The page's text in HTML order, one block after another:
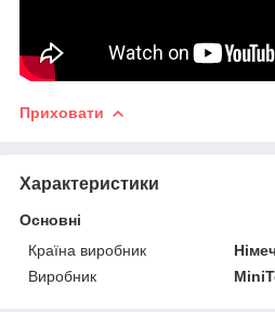
Приховати
Характеристики
Основні
Країна виробник
Виробник